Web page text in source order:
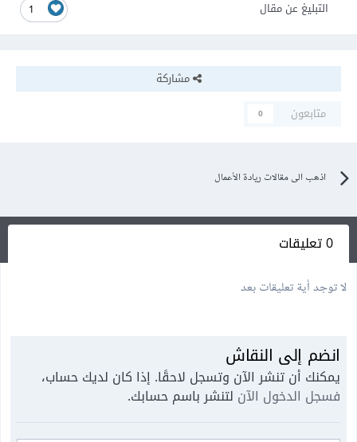
1 التبليغ عن مقال
مشاركة
متابعون
0
اذهب الى مقالات ريادة الأعمال
0 تعليقات
لا توجد أية تعليقات بعد
انضم إلى النقاش
يمكنك أن تنشر الآن وتسجل لاحقًا. إذا كان لديك حساب،
فسجل الدخول الآن لتنشر باسم حسابك.